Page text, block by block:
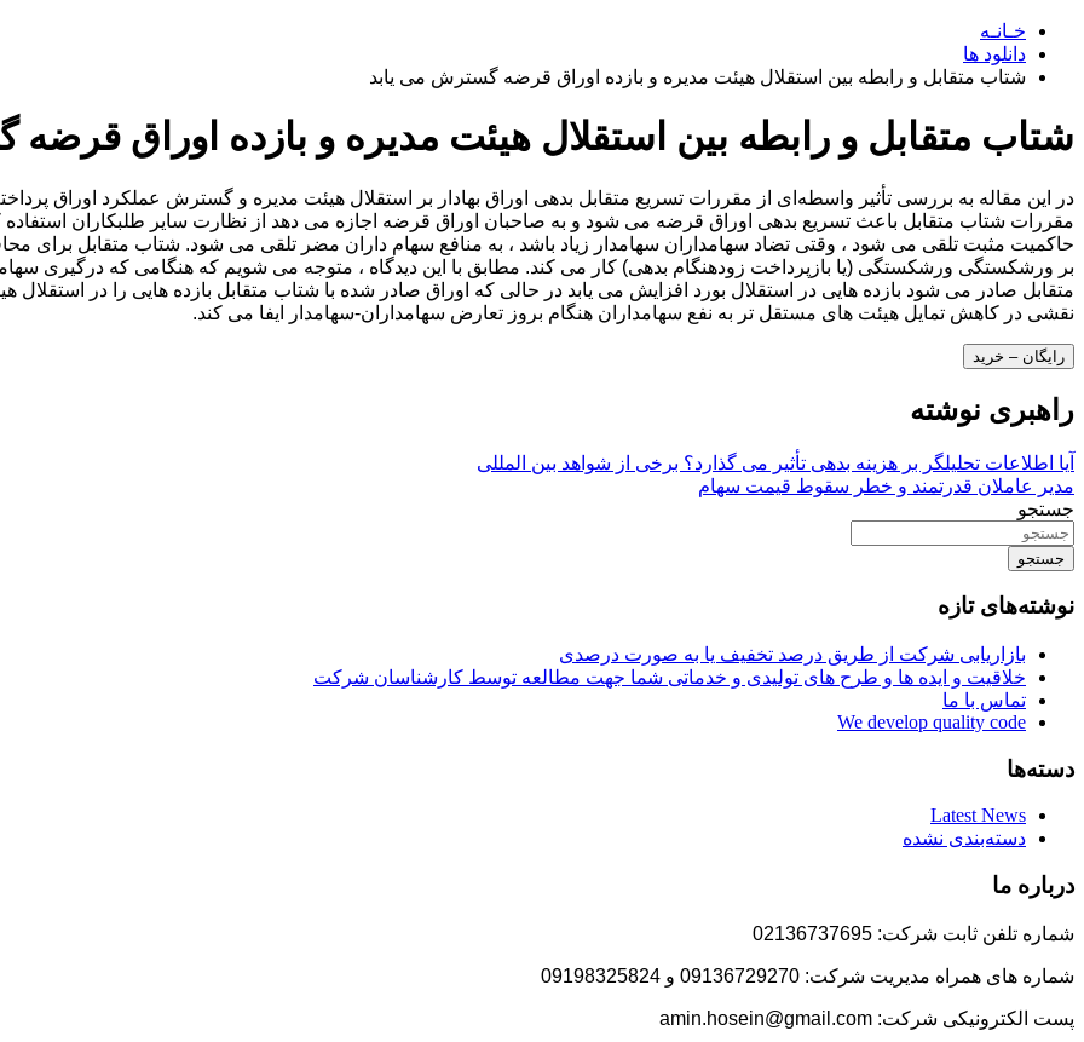
خـانـه
دانلود ها
شتاب متقابل و رابطه بین استقلال هیئت مدیره و بازده اوراق قرضه گسترش می یابد
شتاب متقابل و رابطه بین استقلال هیئت مدیره و بازده اوراق
در این مقاله به بررسی تأثیر واسطه‌ای از مقررات تسریع متقابل بدهی اوراق بهادار بر استقلال هیئت مدیره و گسترش عملکرد اوراق
مقررات شتاب متقابل باعث تسریع بدهی اوراق قرضه می شود و به صاحبان اوراق قرضه اجازه می دهد از نظارت سایر طلبکاران استفاده
حاکمیت مثبت تلقی می شود ، وقتی تضاد سهامداران سهامدار زیاد باشد ، به منافع سهام داران مضر تلقی می شود. شتاب متقابل برای
بر ورشکستگی ورشکستگی (یا بازپرداخت زودهنگام بدهی) کار می کند. مطابق با این دیدگاه ، متوجه می شویم که هنگامی که درگیری
متقابل صادر می شود بازده هایی در استقلال بورد افزایش می یابد در حالی که اوراق صادر شده با شتاب متقابل بازده هایی را در
نقشی در کاهش تمایل هیئت های مستقل تر به نفع سهامداران هنگام بروز تعارض سهامداران-سهامدار ایفا می کند.
رایگان – خرید
راهبری نوشته
آیا اطلاعات تحلیلگر بر هزینه بدهی تأثیر می گذارد؟ برخی از شواهد بین المللی
مدیر عاملان قدرتمند و خطر سقوط قیمت سهام
جستجو
جستجو
نوشته‌های تازه
بازاریابی شرکت از طریق درصد تخفیف یا به صورت درصدی
خلاقیت و ایده ها و طرح های تولیدی و خدماتی شما جهت مطالعه توسط کارشناسان شرکت
تماس با ما
We develop quality code
دسته‌ها
Latest News
دسته‌بندی نشده
درباره ما
شماره تلفن ثابت شرکت: 02136737695
شماره های همراه مدیریت شرکت: 09136729270 و 09198325824
پست الکترونیکی شرکت: amin.hosein@gmail.com